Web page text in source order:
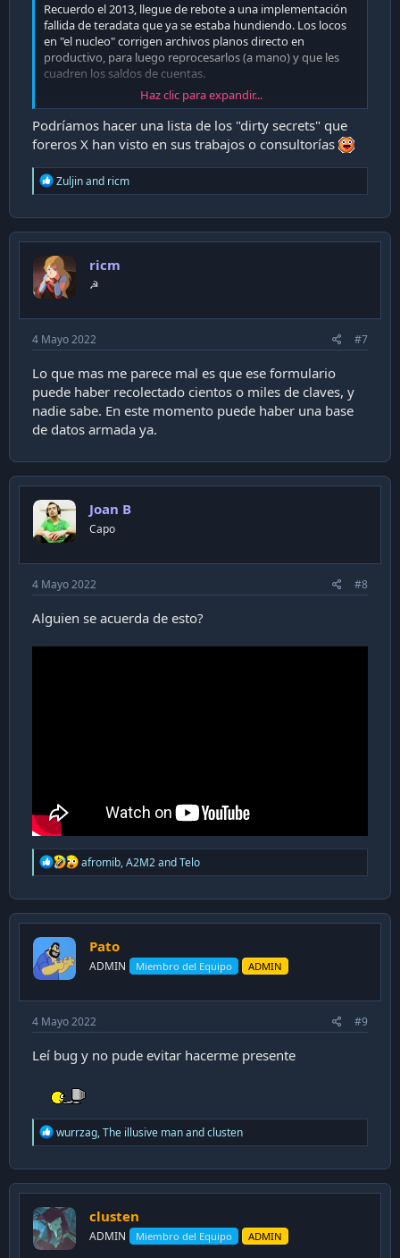
Recuerdo el 2013, llegue de rebote a una implementación
fallida de teradata que ya se estaba hundiendo. Los locos
en "el nucleo" corrigen archivos planos directo en
productivo, para luego reprocesarlos (a mano) y que les
cuadren los saldos de cuentas.
el horror.
Haz clic para expandir...
Podríamos hacer una lista de los "dirty secrets" que
foreros X han visto en sus trabajos o consultorías
R
e
c
t
o
n
s
Zuljinand ricm
ricm
☭
4 Mayo 2022 #7
Lo que mas me parece mal es que ese formulario
puede haber recolectado cientos o miles de claves, y
nadie sabe. En este momento puede haber una base
de datos armada ya.
Joan B
Capo
4 Mayo 2022 #8
Alguien se acuerda de esto?
R
e
c
t
afromib,A2M2andTelo
Pato
ADMIN Miembro del Equipo ADMIN
4 Mayo 2022 #9
Leí bug y no pude evitar hacerme presente
R
e
c
t
o
n
s
wurrzag,The illusive manandclusten
clusten
ADMIN Miembro del Equipo ADMIN